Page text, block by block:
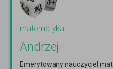
matematyka
Andrzej
Emerytowany nauczyciel